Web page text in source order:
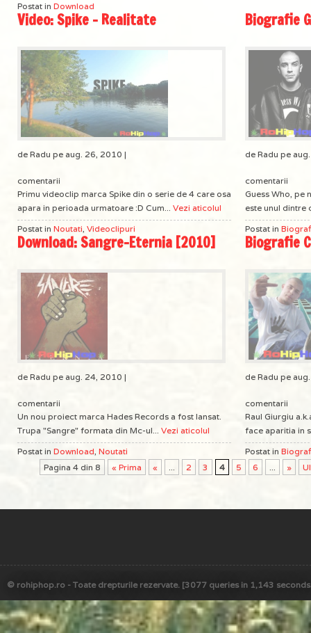
Postat in Download
Video: Spike – Realitate
de Radu pe aug. 26, 2010 |
comentarii
Primu videoclip marca Spike din o serie de 4 care osa
apara in perioada urmatoare :D Cum... Vezi aticolul
Postat in Noutati, Videoclipuri
Biografie
de Radu pe
comentarii
Guess Who, pe
este unul dintre
Postat in
Download: Sangre-Eternia [2010]
de Radu pe aug. 24, 2010 |
comentarii
Un nou proiect marca Hades Records a fost lansat.
Trupa "Sangre" formata din Mc-ul... Vezi aticolul
Postat in Download, Noutati
Biografie
de Radu pe
comentarii
Raul Giurgiu
face aparitia in
Postat in
Pagina 4 din 8
« Prima « ... 2 3 4 5 6 ... »
© rohiphop.ro - Toate drepturile rezervate. [3077 queries in 1,143